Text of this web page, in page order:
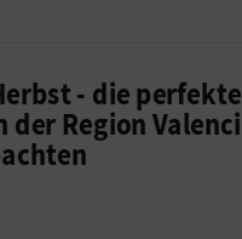
- die
der Region